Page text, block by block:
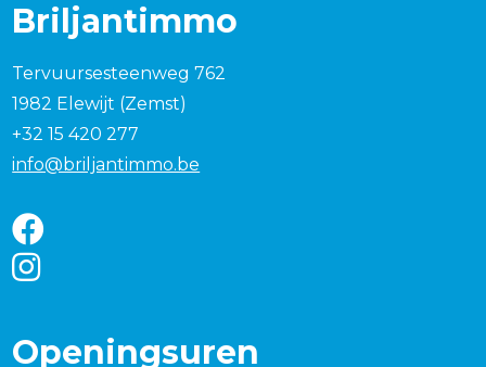
Briljantimmo
Tervuursesteenweg 762
1982 Elewijt (Zemst)
+32 15 420 277
info@briljantimmo.be
Openingsuren